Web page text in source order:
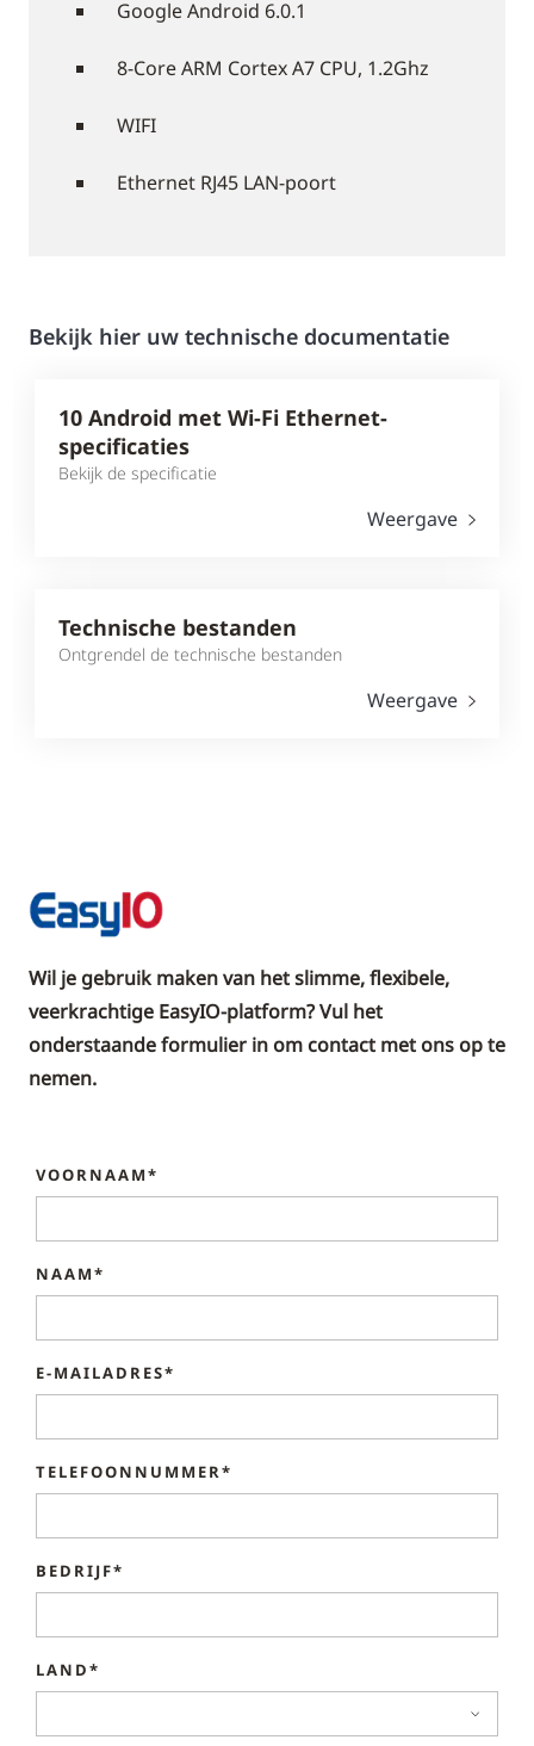
Google Android 6.0.1
8-Core ARM Cortex A7 CPU, 1.2Ghz
WIFI
Ethernet RJ45 LAN-poort
Bekijk hier uw technische documentatie
10 Android met Wi-Fi Ethernet-
specificaties
Bekijk de specificatie
Weergave
Technische bestanden
Ontgrendel de technische bestanden
Weergave
Wil je gebruik maken van het slimme, flexibele,
veerkrachtige EasyIO-platform? Vul het
onderstaande formulier in om contact met ons op te
nemen.
VOORNAAM*
NAAM*
E-MAILADRES*
TELEFOONNUMMER*
BEDRIJF*
LAND*